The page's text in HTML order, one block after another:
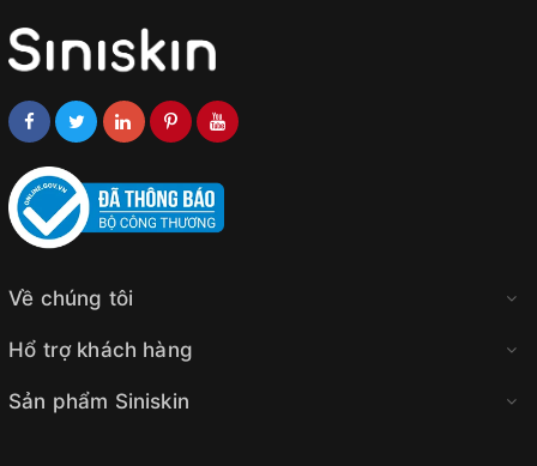
Về chúng tôi
Hổ trợ khách hàng
Sản phẩm Siniskin